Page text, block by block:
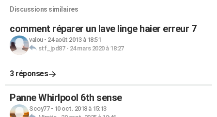
Discussions similaires
comment réparer un lave linge haier erreur 7
valou- 24 août 2013 à 18:51
stf_jpd87- 24 mars 2020 à 18:27
3 réponses
Panne Whirlpool 6th sense
Scoy77- 10 oct. 2018 à 15:13